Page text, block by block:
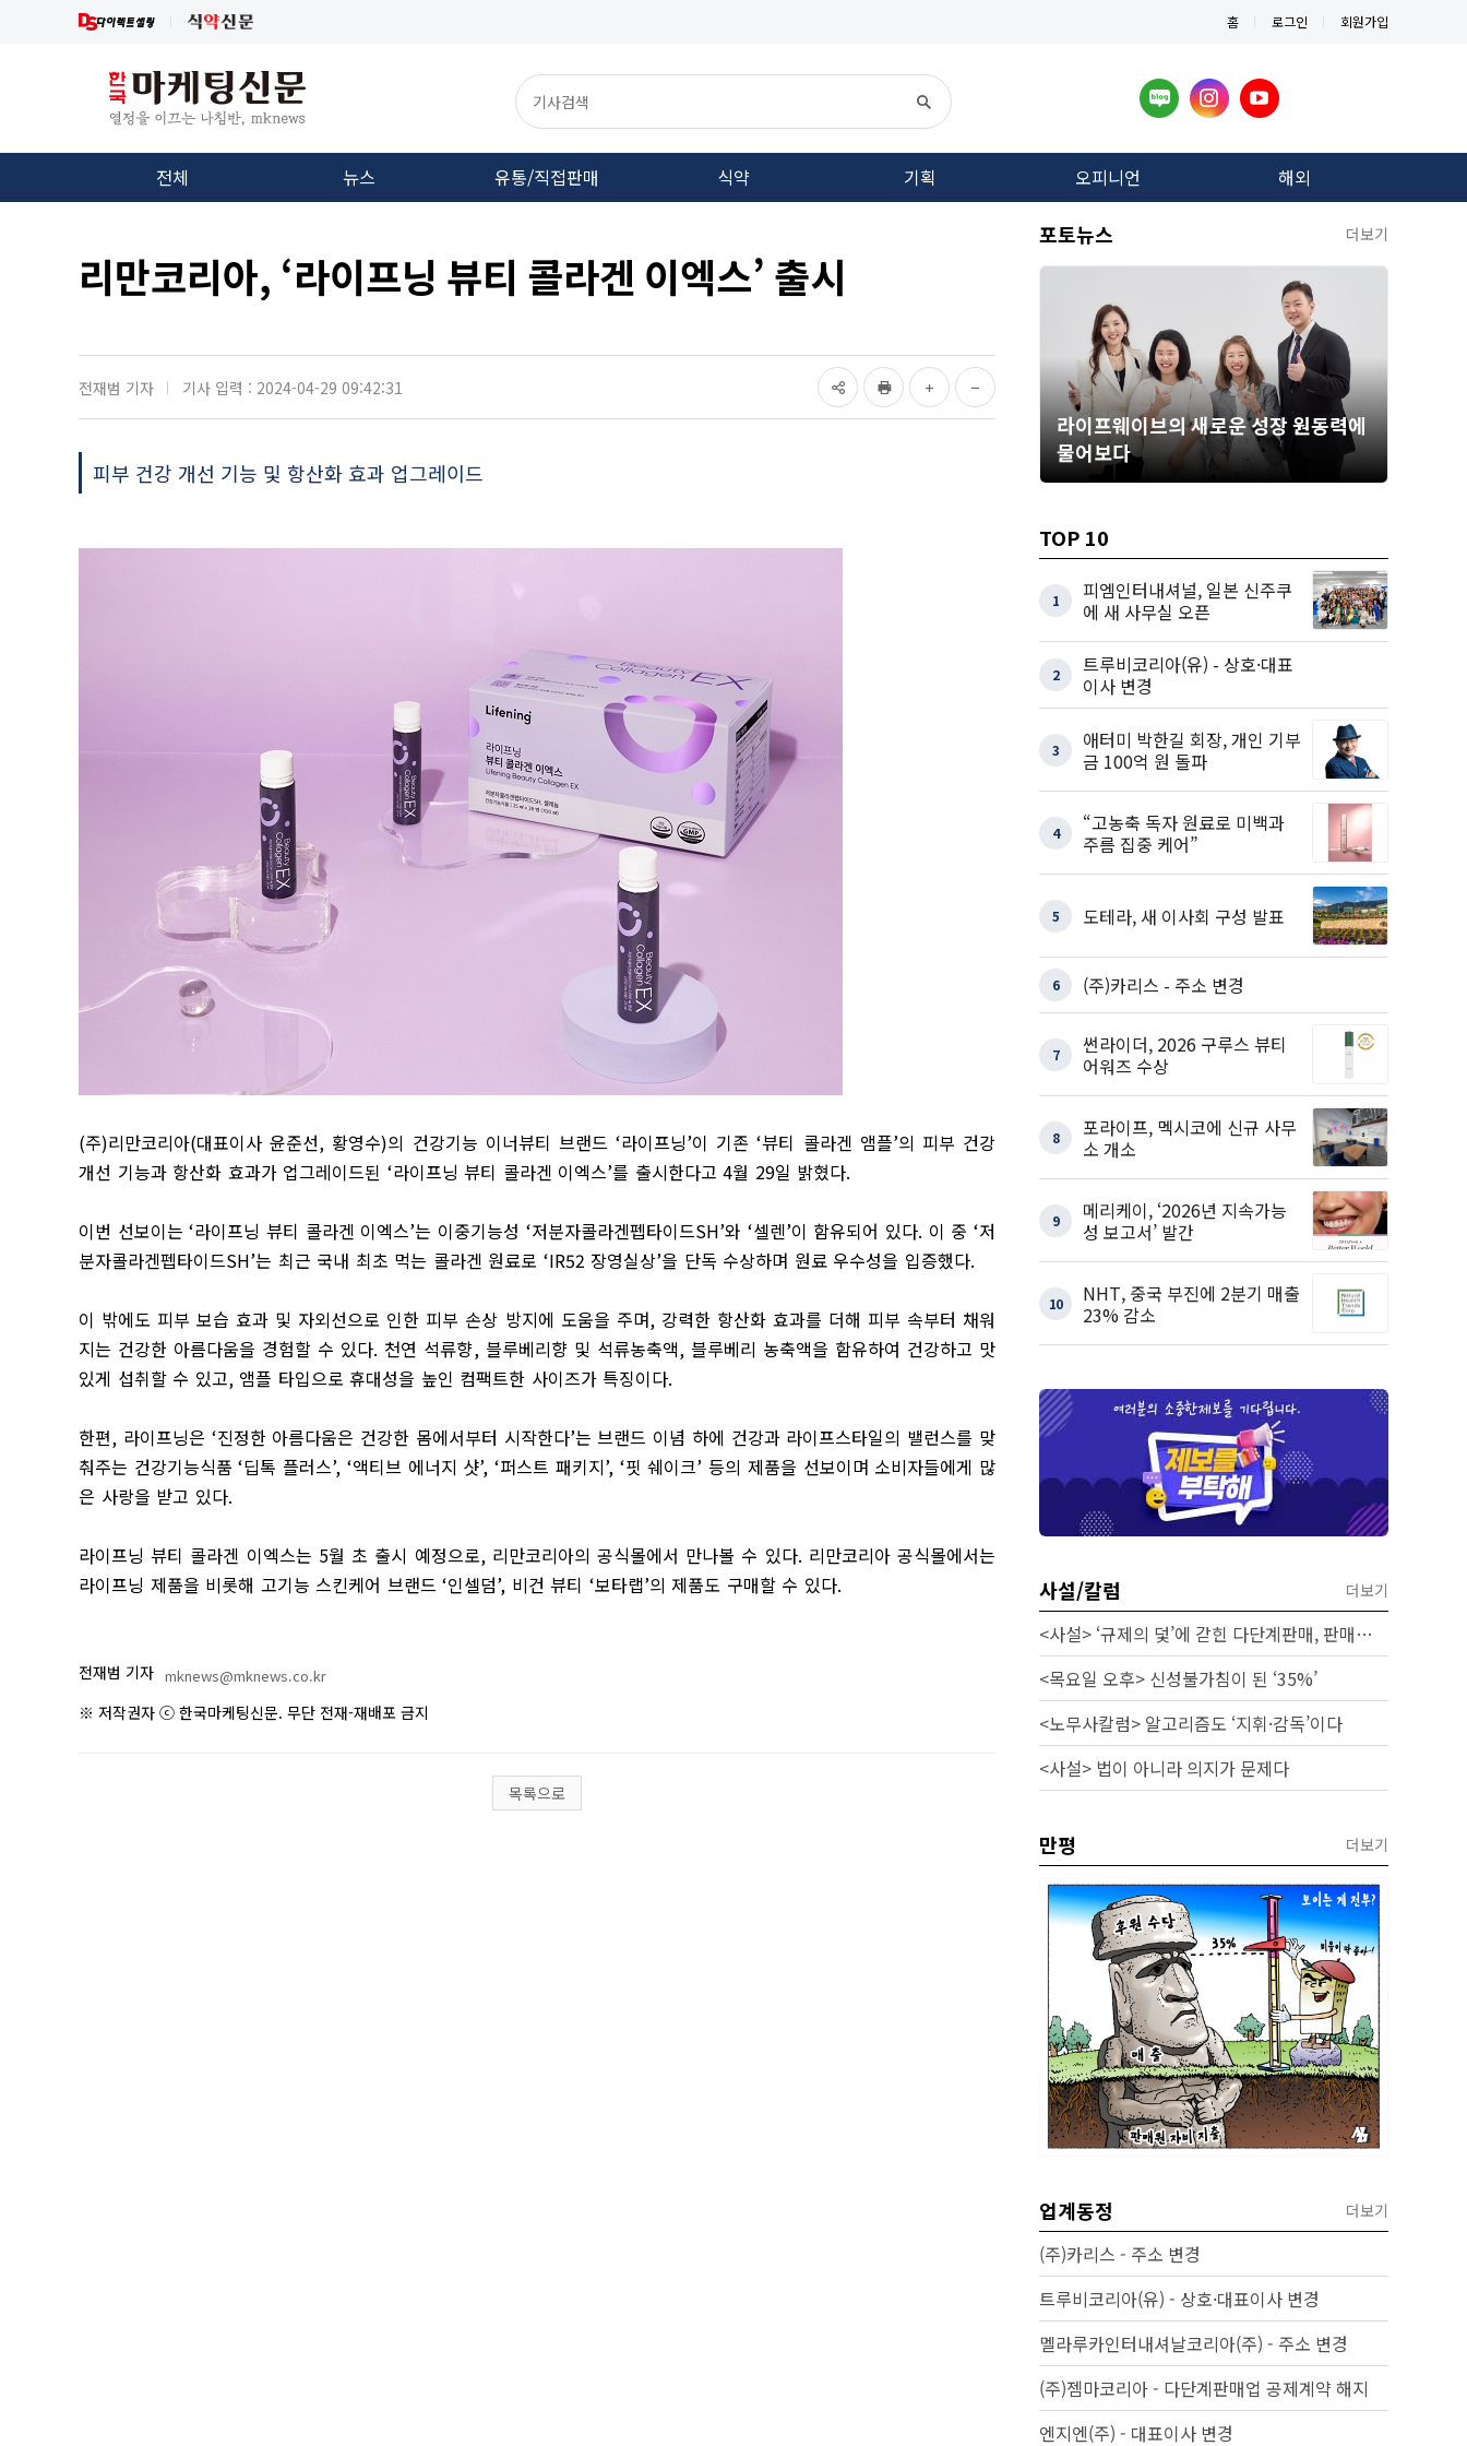
홈 로그인 회원가입
전체 뉴스 유통/직접판매 식약 기획 오피니언 해외
리만코리아, ‘라이프닝 뷰티 콜라겐 이엑스’ 출시
전재범 기자 기사 입력 : 2024-04-29 09:42:31
피부 건강 개선 기능 및 항산화 효과 업그레이드
(주)리만코리아(대표이사 윤준선, 황영수)의 건강기능 이너뷰티 브랜드‘라이프닝’이 기존‘뷰티 콜라겐 앰플’의 피부 건강
개선 기능과 항산화 효과가 업그레이드된 ‘라이프닝 뷰티 콜라겐 이엑스’를 출시한다고 4월 29일 밝혔다.
이번 선보이는‘라이프닝 뷰티 콜라겐 이엑스’는 이중기능성 ‘저분자콜라겐펩타이드SH’와 ‘셀렌’이 함유되어 있다. 이 중‘저
분자콜라겐펩타이드SH’는 최근 국내 최초 먹는 콜라겐 원료로 ‘IR52 장영실상’을 단독 수상하며 원료 우수성을 입증했다.
이 밖에도 피부 보습 효과 및 자외선으로 인한 피부 손상 방지에 도움을 주며, 강력한 항산화 효과를 더해 피부 속부터 채워
지는 건강한 아름다움을 경험할 수 있다. 천연 석류향, 블루베리향 및 석류농축액, 블루베리 농축액을 함유하여 건강하고 맛
있게 섭취할 수 있고, 앰플 타입으로 휴대성을 높인 컴팩트한 사이즈가 특징이다.
한편, 라이프닝은 ‘진정한 아름다움은 건강한 몸에서부터 시작한다’는 브랜드 이념 하에 건강과 라이프스타일의 밸런스를 맞
춰주는 건강기능식품‘딥톡 플러스’, ‘액티브 에너지 샷’, ‘퍼스트 패키지’, ‘핏 쉐이크’등의 제품을 선보이며 소비자들에게 많
은 사랑을 받고 있다.
라이프닝 뷰티 콜라겐 이엑스는 5월 초 출시 예정으로, 리만코리아의 공식몰에서 만나볼 수 있다. 리만코리아 공식몰에서는
라이프닝 제품을 비롯해 고기능 스킨케어 브랜드 ‘인셀덤’, 비건 뷰티 ‘보타랩’의 제품도 구매할 수 있다.
전재범 기자 mknews@mknews.co.kr
※ 저작권자 ⓒ 한국마케팅신문. 무단 전재-재배포 금지
목록으로
포토뉴스 더보기
라이프웨이브의 새로운 성장 원동력에
물어보다
TOP 10
1
피엠인터내셔널, 일본 신주쿠
에 새 사무실 오픈
2
트루비코리아(유) - 상호·대표
이사 변경
3
애터미 박한길 회장, 개인 기부
금 100억 원 돌파
4
“고농축 독자 원료로 미백과
주름 집중 케어”
5 도테라, 새 이사회 구성 발표
6 (주)카리스 - 주소 변경
7
썬라이더, 2026 구루스 뷰티
어워즈 수상
8
포라이프, 멕시코에 신규 사무
소 개소
9
메리케이, ‘2026년 지속가능
성 보고서’ 발간
10
NHT, 중국 부진에 2분기 매출
23% 감소
사설/칼럼 더보기
<사설> ‘규제의 덫’에 갇힌 다단계판매, 판매원 보호 시급하다
<목요일 오후> 신성불가침이 된 ‘35%’
<노무사칼럼> 알고리즘도 ‘지휘·감독’이다
<사설> 법이 아니라 의지가 문제다
만평 더보기
업계동정 더보기
(주)카리스 - 주소 변경
트루비코리아(유) - 상호·대표이사 변경
멜라루카인터내셔날코리아(주) - 주소 변경
(주)젬마코리아 - 다단계판매업 공제계약 해지
엔지엔(주) - 대표이사 변경